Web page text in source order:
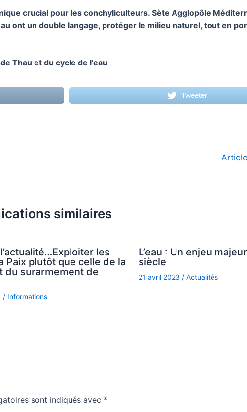
crucial pour les conchyliculteurs. Sète Agglopôle
ont un double langage, protéger le milieu naturel, tout en
Thau et du cycle de l’eau
Tweeter
similaires
les
Paix plutôt que celle de la
du surarmement de
/ Informations
L’eau : Un enjeu
siècle
21 avril 2023 / Actualités
sont indiqués avec *